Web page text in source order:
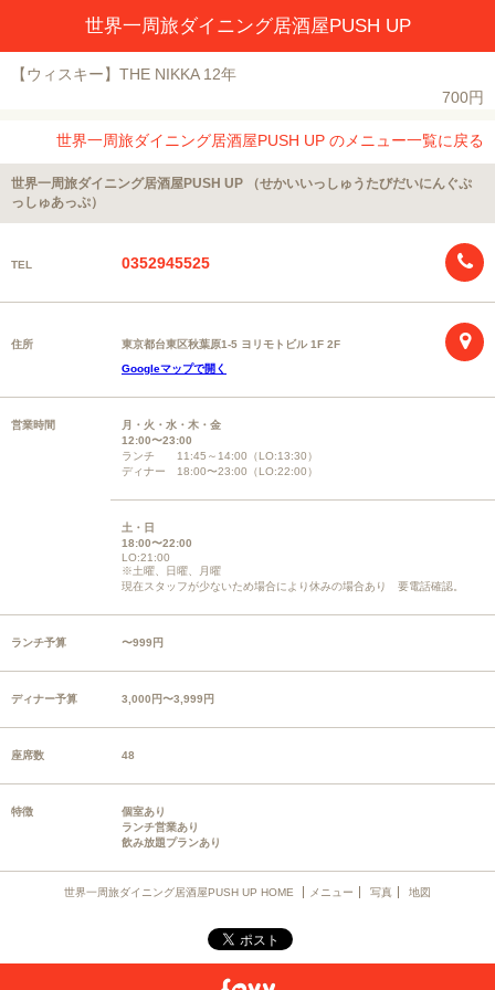
世界一周旅ダイニング居酒屋PUSH UP
【ウィスキー】THE NIKKA 12年
700円
世界一周旅ダイニング居酒屋PUSH UP のメニュー一覧に戻る
世界一周旅ダイニング居酒屋PUSH UP （せかいいっしゅうたびだいにんぐぷ
っしゅあっぷ）
TEL 0352945525
住所
東京都台東区秋葉原1-5 ヨリモトビル 1F 2F
Googleマップで開く
営業時間
月・火・水・木・金
12:00〜23:00
ランチ 11:45～14:00（LO:13:30）
ディナー 18:00〜23:00（LO:22:00）
土・日
18:00〜22:00
LO:21:00
※土曜、日曜、月曜
現在スタッフが少ないため場合により休みの場合あり 要電話確認。
ランチ予算 〜999円
ディナー予算 3,000円〜3,999円
座席数 48
特徴
個室あり
ランチ営業あり
飲み放題プランあり
世界一周旅ダイニング居酒屋PUSH UP HOME メニュー 写真 地図